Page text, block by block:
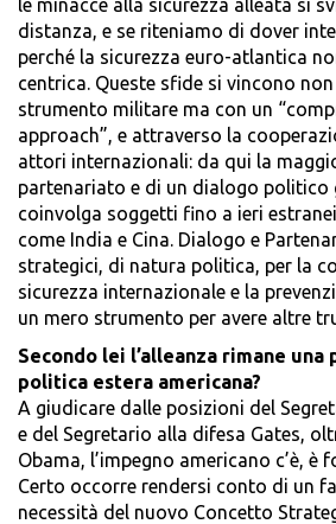
le minacce alla sicurezza alleata si
distanza, e se riteniamo di dover
perché la sicurezza euro-atlantica
centrica. Queste sfide si vincono
strumento militare ma con un
approach”, e attraverso la
attori internazionali: da qui la
partenariato e di un dialogo politico
coinvolga soggetti fino a ieri
come India e Cina. Dialogo e
strategici, di natura politica, per la
sicurezza internazionale e la
un mero strumento per avere altre
Secondo lei l’alleanza rimane
politica estera americana?
A giudicare dalle posizioni del
e del Segretario alla difesa Gates,
Obama, l’impegno americano c’è, è
Certo occorre rendersi conto di un
necessità del nuovo Concetto